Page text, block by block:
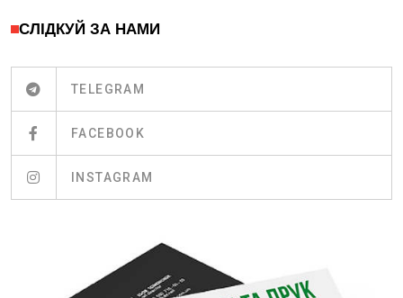
СЛІДКУЙ ЗА НАМИ
TELEGRAM
FACEBOOK
INSTAGRAM